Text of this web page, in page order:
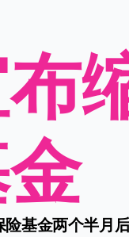
基金两个半月